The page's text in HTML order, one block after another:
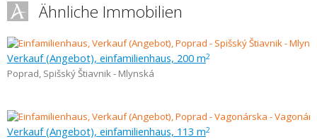
Ähnliche Immobilien
Verkauf (Angebot), einfamilienhaus, 200 m2
Poprad, Spišský Štiavnik - Mlynská
Verkauf (Angebot), einfamilienhaus, 113 m2